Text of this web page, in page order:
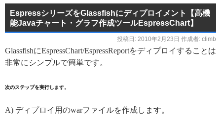
EspressシリーズをGlassfishにディプロイメント【高機
能Javaチャート・グラフ作成ツールEspressChart】
投稿日: 2010年2月23日 作成者: climb
GlassfishにEspressChart/EspressReportをディプロイすることは
非常にシンプルで簡単です。
次のステップを実行します。
A) ディプロイ用のwarファイルを作成します。